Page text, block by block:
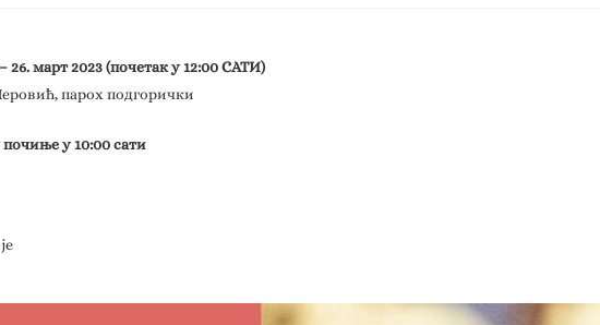
март 2023 (почетак у 12:00 САТИ)
парох подгорички
у 10:00 сати